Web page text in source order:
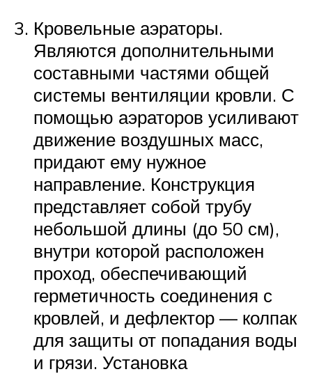
Кровельные аэраторы.
Являются дополнительными
составными частями общей
системы вентиляции кровли. С
помощью аэраторов усиливают
движение воздушных масс,
придают ему нужное
направление. Конструкция
представляет собой трубу
небольшой длины (до 50 см),
внутри которой расположен
проход, обеспечивающий
герметичность соединения с
кровлей, и дефлектор — колпак
для защиты от попадания воды
и грязи. Установка